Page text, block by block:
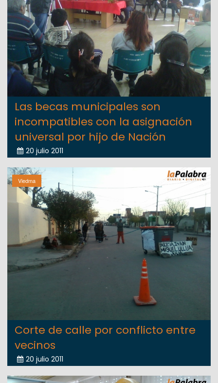
Las becas municipales son
incompatibles con la asignación
universal por hijo de Nación
20 julio 2011
Viedma
Corte de calle por conflicto entre
vecinos
20 julio 2011